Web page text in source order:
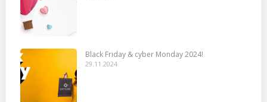
Black Friday & cyber Monday 2024!
29.11.2024